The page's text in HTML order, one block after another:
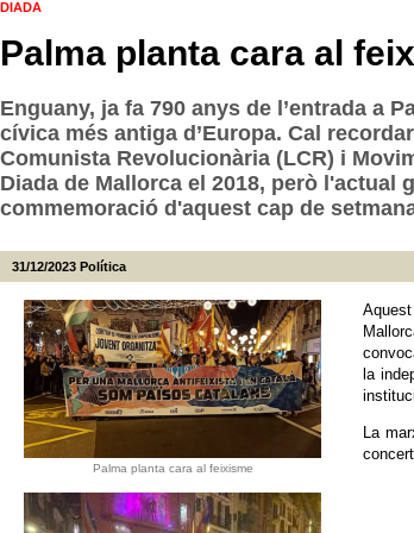
DIADA
Palma planta cara al
Enguany, ja fa 790 anys de l’entrada a
cívica més antiga d’Europa. Cal
Comunista Revolucionària (LCR) i
Diada de Mallorca el 2018, però
commemoració d'aquest cap de
31/12/2023 Política
Palma planta cara al feixisme
la
La